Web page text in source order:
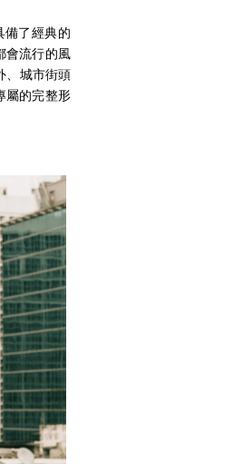
了經典的
會流行的風
、城市街頭
屬的完整形